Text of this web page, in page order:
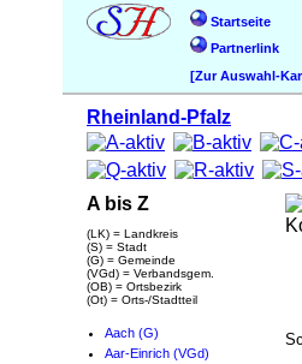
Startseite
Partnerlink
[Zur Auswahl-
Rheinland-Pfalz
A bis Z
(LK) = Landkreis
(S) = Stadt
(G) = Gemeinde
(VGd) = Verbandsgem.
(OB) = Ortsbezirk
(Ot) = Orts-/Stadtteil
Aach (G)
Aar-Einrich (VGd)